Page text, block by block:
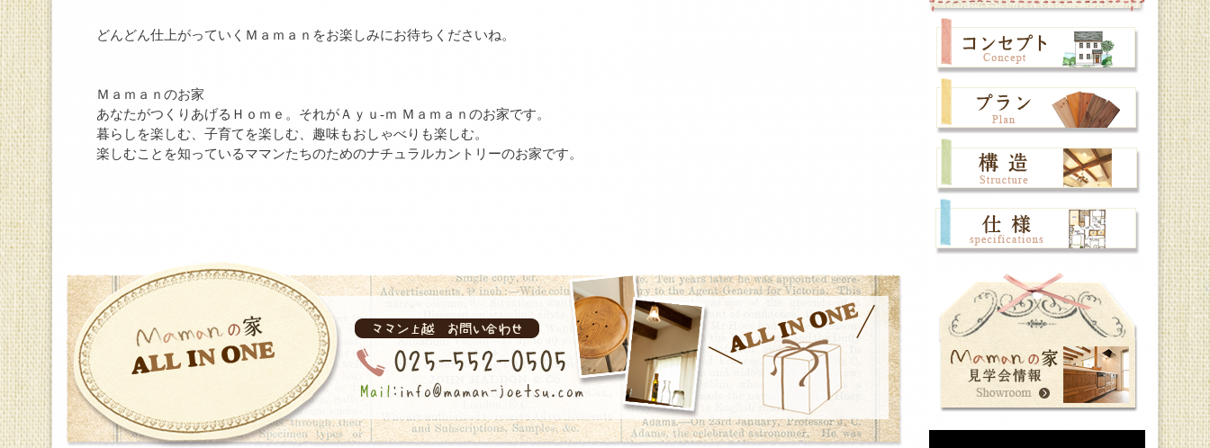
どんどん仕上がっていくＭａｍａｎをお楽しみにお待ちくださいね。
Ｍａｍａｎのお家
あなたがつくりあげるＨｏｍｅ。それがＡｙｕ-ｍ Ｍａｍａｎのお家です。
暮らしを楽しむ、子育てを楽しむ、趣味もおしゃべりも楽しむ。
楽しむことを知っているママンたちのためのナチュラルカントリーのお家です。